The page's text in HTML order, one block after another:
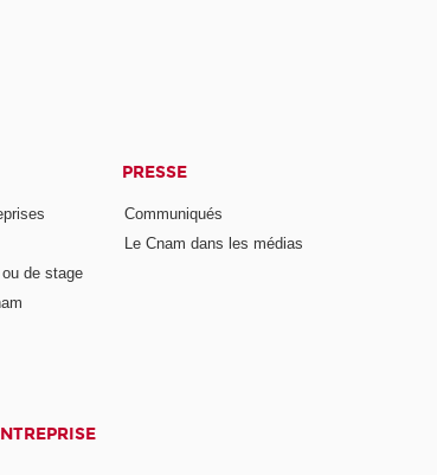
de stage
PRESSE
Communiqués
Le Cnam dans les médias